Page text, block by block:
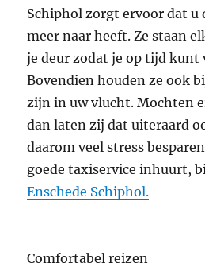
Schiphol zorgt ervoor dat u
meer naar heeft. Ze staan
je deur zodat je op tijd kunt
Bovendien houden ze ook
zijn in uw vlucht. Mochten
dan laten zij dat uiteraard
daarom veel stress
goede taxiservice inhuurt,
Enschede Schiphol.
Comfortabel reizen